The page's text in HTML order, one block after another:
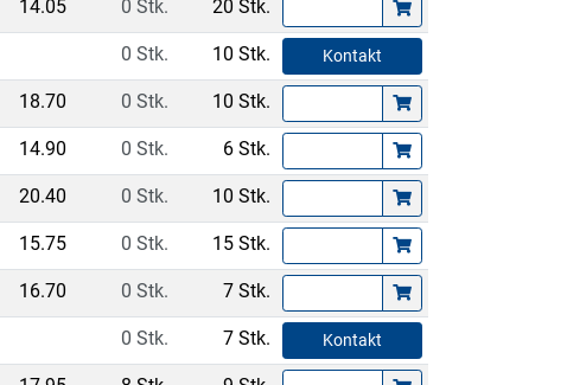
14.05 0 Stk. 20 Stk.
0 Stk. 10 Stk. Kontakt
18.70 0 Stk. 10 Stk.
14.90 0 Stk. 6 Stk.
20.40 0 Stk. 10 Stk.
15.75 0 Stk. 15 Stk.
16.70 0 Stk. 7 Stk.
0 Stk. 7 Stk. Kontakt